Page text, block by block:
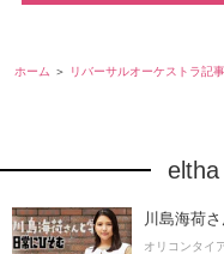
ホーム リバーサルオーケストラ記
川島海荷
オリコンタイ